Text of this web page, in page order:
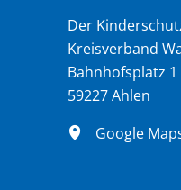
Der
Kreisverband
Bahnhofsplatz 1
59227 Ahlen
Google